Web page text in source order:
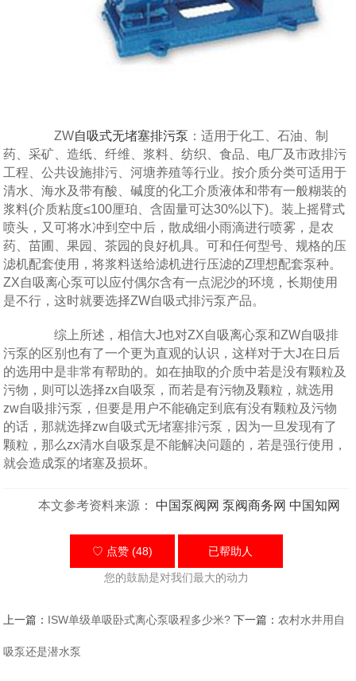
ZW自吸式无堵塞排污泵 ：适用于化工、石油、制
药、采矿、造纸、纤维、浆料、纺织、食品、电厂及市政排污
工程、公共设施排污、河塘养殖等行业。按介质分类可适用于
清水、海水及带有酸、碱度的化工介质液体和带有一般糊装的
浆料(介质粘度≤100厘珀、含固量可达30%以下)。装上摇臂式
喷头，又可将水冲到空中后，散成细小雨滴进行喷雾，是农
药、苗圃、果园、茶园的良好机具。可和任何型号、规格的压
滤机配套使用，将浆料送给滤机进行压滤的Z理想配套泵种。
ZX自吸离心泵可以应付偶尔含有一点泥沙的环境，长期使用
是不行，这时就要选择ZW自吸式排污泵产品。
综上所述，相信大J也对ZX自吸离心泵和ZW自吸排
污泵的区别也有了一个更为直观的认识，这样对于大J在日后
的选用中是非常有帮助的。如在抽取的介质中若是没有颗粒及
污物，则可以选择zx自吸泵，而若是有污物及颗粒，就选用
zw自吸排污泵，但要是用户不能确定到底有没有颗粒及污物
的话，那就选择zw自吸式无堵塞排污泵，因为一旦发现有了
颗粒，那么zx清水自吸泵是不能解决问题的，若是强行使用，
就会造成泵的堵塞及损坏。
本文参考资料来源： 中国泵阀网 泵阀商务网 中国知网
♡ 点赞 (48) 已帮助人
您的鼓励是对我们最大的动力
上一篇： ISW单级单吸卧式离心泵吸程多少米? 下一篇：农村水井用自
吸泵还是潜水泵